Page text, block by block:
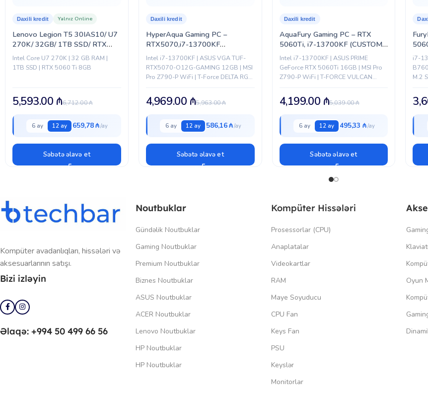
Lenovo Legion T5 30IAS10/ U7
270K/ 32GB/ 1TB SSD/ RTX
5060 Ti 8GB
Daxili kredit Yalnız Online
Intel Core U7 270K | 32 GB RAM |
1TB SSD | RTX 5060 Ti 8GB
6,712.00₼
5,593.00 ₼
6 ay 12 ay 659,78 ₼
Səbətə əlavə et
HyperAqua Gaming PC –
RTX5070,i7-13700KF
(CUSTOM-PC-059)
Daxili kredit
Intel i7-13700KF | ASUS VGA TUF-
RTX5070-O12G-GAMING 12GB | MSI
Pro Z790-P WiFi | T-Force DELTA RGB
Fury 850W | FROZR-O II...
5,963.00₼
4,969.00 ₼
6 ay 12 ay 586,16 ₼
Səbətə əlavə et
AquaFury Gaming PC – RTX
5060Ti, i7-13700KF (CUSTOM-
PC-062)
Daxili kredit
Intel i7-13700KF | ASUS PRIME
GeForce RTX 5060Ti 16GB | MSI Pro
Z790-P WiFi | T-FORCE VULCAN
Fury 850W | FROZR-O...
5,039.00₼
4,199.00 ₼
6 ay 12 ay 495,33 ₼
Səbətə əlavə et
i7-
M.2
Kompüter avadanlıqları, hissələri və
aksesuarlarının satışı.
Bizi izləyin
Əlaqə: +994 50 499 66 56
Noutbuklar
Gündəlik Noutbuklar
Gaming Noutbuklar
Premium Noutbuklar
Biznes Noutbuklar
ASUS Noutbuklar
ACER Noutbuklar
Lenovo Noutbuklar
HP Noutbuklar
HP Noutbuklar
Kompüter Hissələri
Prosessorlar (CPU)
Anaplatalar
Videokartlar
RAM
Maye Soyuducu
CPU Fan
Keys Fan
PSU
Keyslər
Monitorlar
Oyun